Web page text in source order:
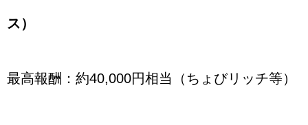
ス）
最高報酬：約40,000円相当（ちょびリッチ等）